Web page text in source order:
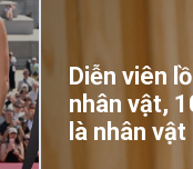
Diễn viên
nhân vật,
là nhân